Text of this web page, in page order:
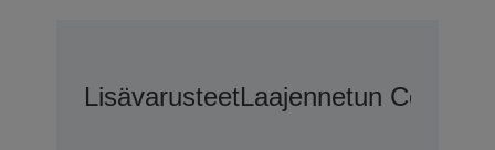
LisävarusteetLaajennetun